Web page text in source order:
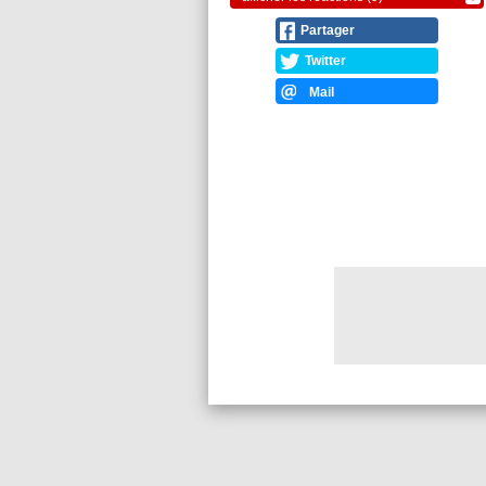
Partager
Twitter
Mail